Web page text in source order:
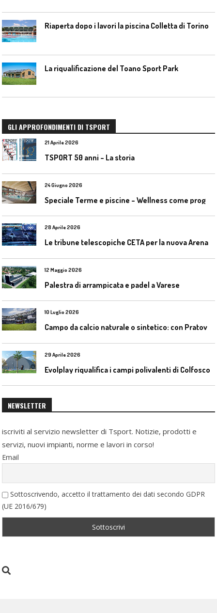
Riaperta dopo i lavori la piscina Colletta di Torino
La riqualificazione del Toano Sport Park
GLI APPROFONDIMENTI DI TSPORT
21 Aprile 2026
TSPORT 50 anni – La storia
24 Giugno 2026
28 Aprile 2026
12 Maggio 2026
Palestra di arrampicata e padel a Varese
10 Luglio 2026
29 Aprile 2026
Evolplay riqualifica i campi polivalenti di Colfosco
NEWSLETTER
iscriviti al servizio newsletter di Tsport. Notizie, prodotti e
servizi, nuovi impianti, norme e lavori in corso!
Email
Sottoscrivendo, accetto il trattamento dei dati secondo GDPR
(UE 2016/679)